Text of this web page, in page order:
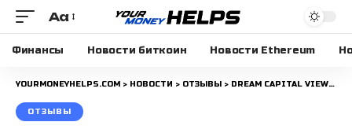
Размера
шрифта
Aa
Финансы Новости биткоин Новости Ethereum
YOURMONEYHELPS.COM > НОВОСТИ > ОТЗЫВЫ > DREAM CAPITAL VIEW (DREAMCAPITALVIEW.COM) СКАМБРОКЕР. ОТЗЫВЫ. ОБЗОР МОШЕННИКОВ.
ОТЗЫВЫ